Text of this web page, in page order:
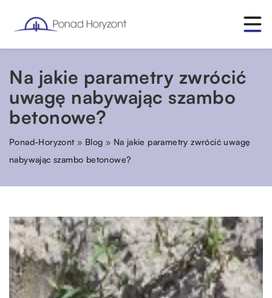
Na jakie parametry zwrócić
uwagę nabywając szambo
betonowe?
Ponad-Horyzont» Blog » Na jakie parametry zwrócić uwagę
nabywając szambo betonowe?